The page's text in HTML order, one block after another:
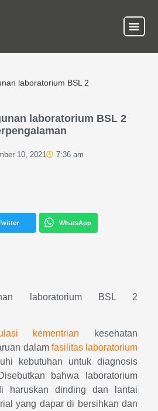
laboratorium BSL 2
laboratorium BSL 2
10, 2021 7:36 am
WhatsApp
laboratorium BSL 2
kementrian kesehatan
dalam fasilitas laboratorium
kebutuhan untuk diagnosis
bahwa laboratorium
haruskan dinding dan lantai
yang dapar di bersihkan dan